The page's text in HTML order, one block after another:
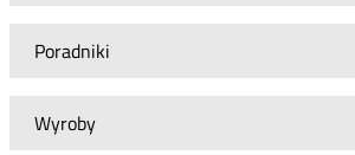
Poradniki
Wyroby